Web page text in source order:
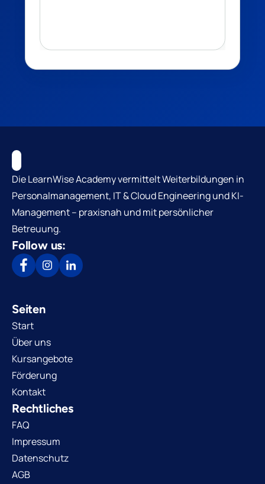
Die LearnWise Academy vermittelt Weiterbildungen in
Personalmanagement, IT & Cloud Engineering und KI-
Management – praxisnah und mit persönlicher
Betreuung.
Follow us:
Seiten
Start
Über uns
Kursangebote
Förderung
Kontakt
Rechtliches
FAQ
Impressum
Datenschutz
AGB